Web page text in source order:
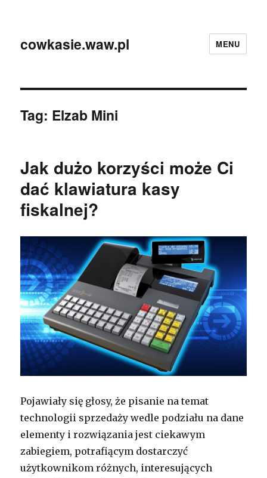
cowkasie.waw.pl MENU
Tag: Elzab Mini
Jak dużo korzyści może Ci
dać klawiatura kasy
fiskalnej?
Pojawiały się głosy, że pisanie na temat
technologii sprzedaży wedle podziału na dane
elementy i rozwiązania jest ciekawym
zabiegiem, potrafiącym dostarczyć
użytkownikom różnych, interesujących